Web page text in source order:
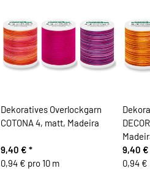
Dekoratives Overlockgarn
COTONA 4, matt, Madeira
9,40 € *
0,94 € pro 10 m
9,40 €
0,94 €